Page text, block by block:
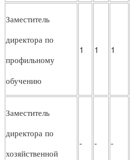
Заместитель
директора по
профильному
обучению
1 1 1
Заместитель
директора по
хозяйственной
- - -